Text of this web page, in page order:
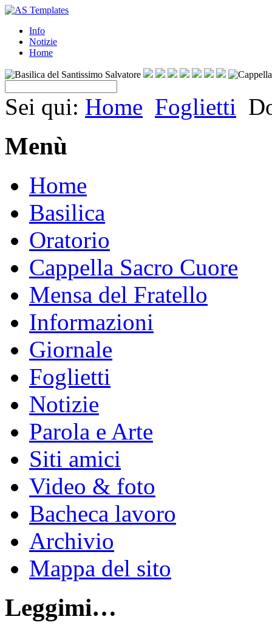
Info
Notizie
Home
Sei qui: Home Foglietti
Menù
Home
Basilica
Oratorio
Cappella Sacro Cuore
Mensa del Fratello
Informazioni
Giornale
Foglietti
Notizie
Parola e Arte
Siti amici
Video & foto
Bacheca lavoro
Archivio
Mappa del sito
Leggimi…